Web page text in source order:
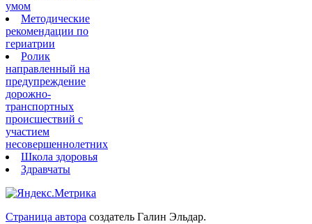
умом
Методические
рекомендации по
гериатрии
Ролик
направленный на
предупреждение
дорожно-
транспортных
происшествий с
участием
несовершеннолетних
Школа здоровья
Здравчаты
Страница автора создатель Галин Эльдар.